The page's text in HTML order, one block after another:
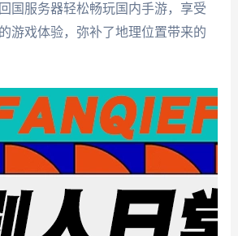
国服务器轻松畅玩国内手游，享受
游戏体验，弥补了地理位置带来的